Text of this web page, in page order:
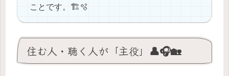
ことです。🏗🫧
住む人・聴く人が「主役」👤🎧🏡